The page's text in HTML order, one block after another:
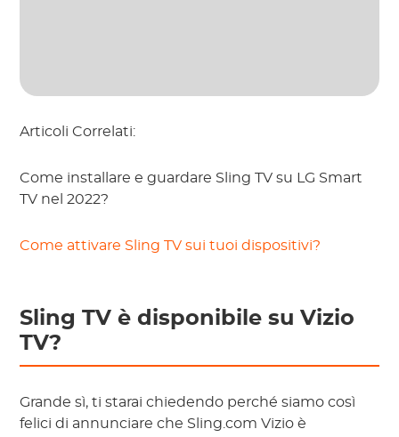
Articoli Correlati:
Come installare e guardare Sling TV su LG Smart
TV nel 2022?
Come attivare Sling TV sui tuoi dispositivi?
Sling TV è disponibile su Vizio
TV?
Grande sì, ti starai chiedendo perché siamo così
felici di annunciare che Sling.com Vizio è